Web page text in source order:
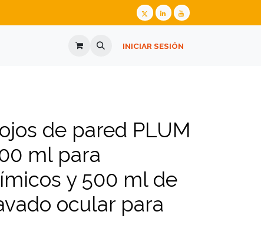
GAFAS GRADUADAS PREGUNTES FREQÜENTS
INICIAR SESIÓN
de pared PLUM
ml para
y 500 ml de
ocular para